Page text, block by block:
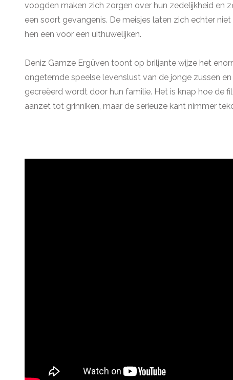
voogden maken zich zorgen over hun zedelijkheid en
een soort gevangenis. De meisjes laten zich echter
hen een voor een uithuwelijken.
Deniz Gamze Ergüven toont op briljante wijze het
ongetemde speelse levenslust van de jonge zussen
gecreëerd wordt door hun familie. Het is knap hoe de
aanzet tot grinniken, maar de serieuze kant nimmer